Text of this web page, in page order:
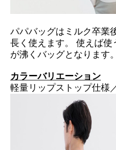
パパバッグはミルク卒業
長く使えます。 使えば
が沸くバッグとなります。
カラーバリエーション
軽量リップストップ仕様